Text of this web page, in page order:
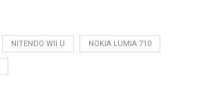
NITENDO WII U NOKIA LUMIA 710